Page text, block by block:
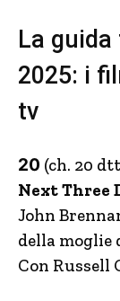
La
2025: i
tv
20 (ch. 20
Next Three
John
della moglie
Con Russell